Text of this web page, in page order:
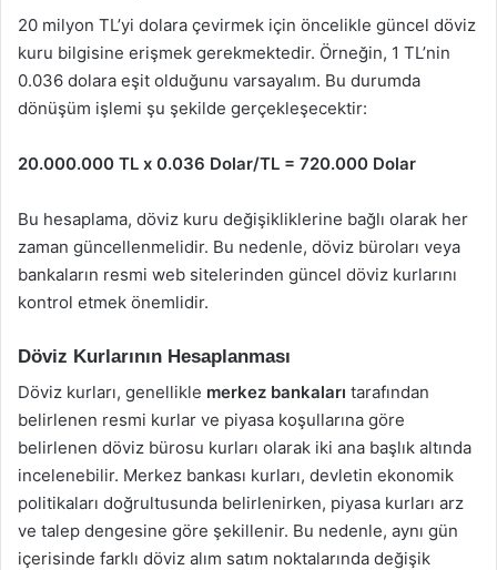
20 milyon TL’yi dolara çevirmek için öncelikle güncel döviz
kuru bilgisine erişmek gerekmektedir. Örneğin, 1 TL’nin
0.036 dolara eşit olduğunu varsayalım. Bu durumda
dönüşüm işlemi şu şekilde gerçekleşecektir:
20.000.000 TL x 0.036 Dolar/TL = 720.000 Dolar
Bu hesaplama, döviz kuru değişikliklerine bağlı olarak her
zaman güncellenmelidir. Bu nedenle, döviz büroları veya
bankaların resmi web sitelerinden güncel döviz kurlarını
kontrol etmek önemlidir.
Döviz Kurlarının Hesaplanması
Döviz kurları, genellikle merkez bankaları tarafından
belirlenen resmi kurlar ve piyasa koşullarına göre
belirlenen döviz bürosu kurları olarak iki ana başlık altında
incelenebilir. Merkez bankası kurları, devletin ekonomik
politikaları doğrultusunda belirlenirken, piyasa kurları arz
ve talep dengesine göre şekillenir. Bu nedenle, aynı gün
içerisinde farklı döviz alım satım noktalarında değişik